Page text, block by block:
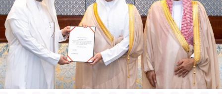
دشّن صاحب السمو الملكي الأمير سعود بن طلال بن بدر محافظ
الأحساء ، اليوم ” الأحد ” بمقر المحافظة الحملة التوعوية
بسرطان الثدي التي تنظمها جمعية مكافحة السرطان الخيرية
بالأحساء تفاؤل بالتعاون مع شركاء النجاح من المؤسسات
الحكومية والقطاع الخاص والغير ربحي.جاء ذلك خلال استقبال
سموّه بمكتبه بمقر المحافظة رئيس وأعضاء مجلس ادارة